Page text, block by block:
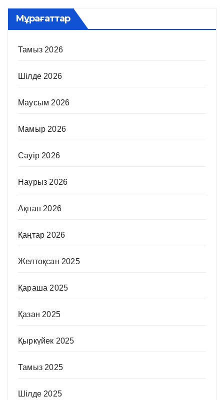
Мұрағаттар
Тамыз 2026
Шілде 2026
Маусым 2026
Мамыр 2026
Сәуір 2026
Наурыз 2026
Ақпан 2026
Қаңтар 2026
Желтоқсан 2025
Қараша 2025
Қазан 2025
Қыркүйек 2025
Тамыз 2025
Шілде 2025